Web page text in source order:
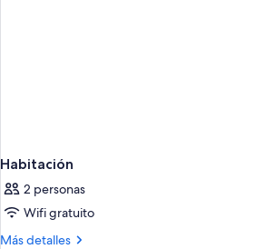
Habitación
2 personas
Wifi gratuito
Más detalles
Más